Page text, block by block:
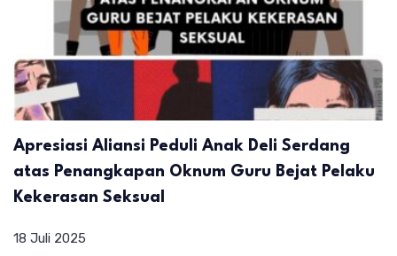
Apresiasi Aliansi Peduli Anak Deli Serdang
atas Penangkapan Oknum Guru Bejat Pelaku
Kekerasan Seksual
18 Juli 2025